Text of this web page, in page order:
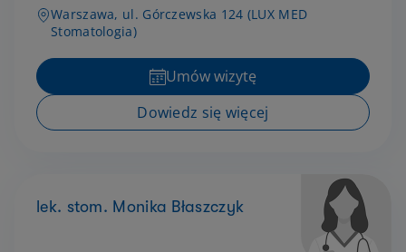
Warszawa, ul. Górczewska 124 (LUX MED
Stomatologia)
Umów wizytę
Dowiedz się więcej
lek. stom. Monika Błaszczyk